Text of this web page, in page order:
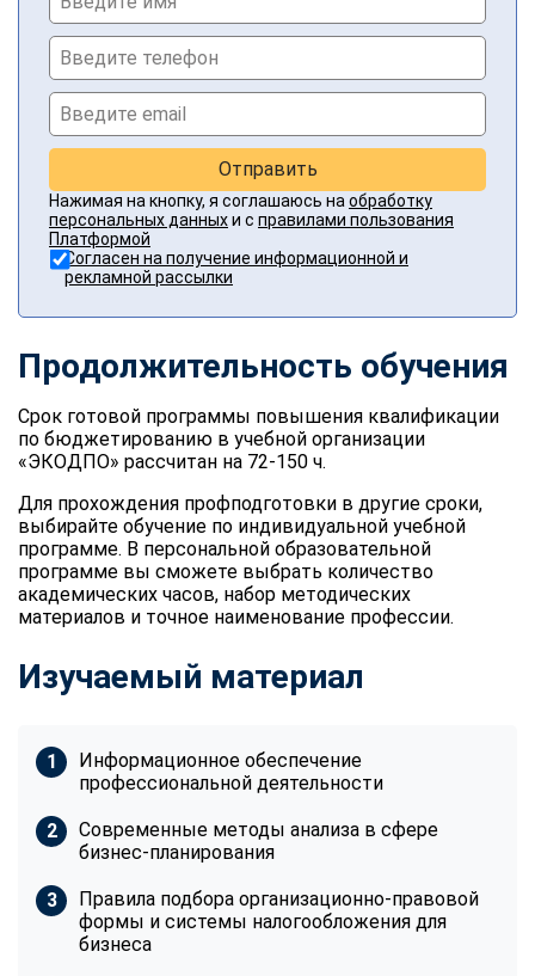
Отправить
Нажимая на кнопку, я соглашаюсь на обработку
персональных данныхи с правилами пользования
Платформой
Согласен на получение информационной и
рекламной рассылки
Продолжительность обучения
Срок готовой программы повышения квалификации
по бюджетированию в учебной организации
«ЭКОДПО» рассчитан на 72-150 ч.
Для прохождения профподготовки в другие сроки,
выбирайте обучение по индивидуальной учебной
программе. В персональной образовательной
программе вы сможете выбрать количество
академических часов, набор методических
материалов и точное наименование профессии.
Изучаемый материал
Информационное обеспечение
профессиональной деятельности
Современные методы анализа в сфере
бизнес-планирования
Правила подбора организационно-правовой
формы и системы налогообложения для
бизнеса